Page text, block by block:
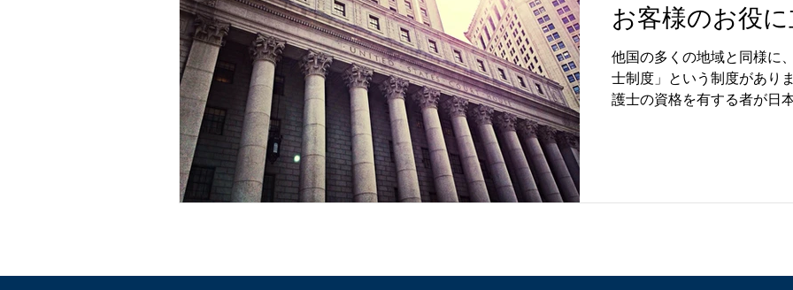
お客様のお役
他国の多くの地域と同様に
士制度」という制度があり
護士の資格を有する者が日